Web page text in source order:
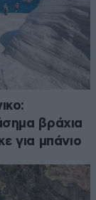
βράχια
για μπάνιο